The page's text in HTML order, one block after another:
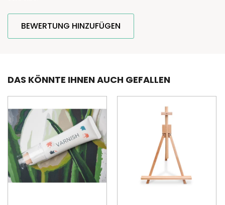
BEWERTUNG HINZUFÜGEN
DAS KÖNNTE IHNEN AUCH GEFALLEN